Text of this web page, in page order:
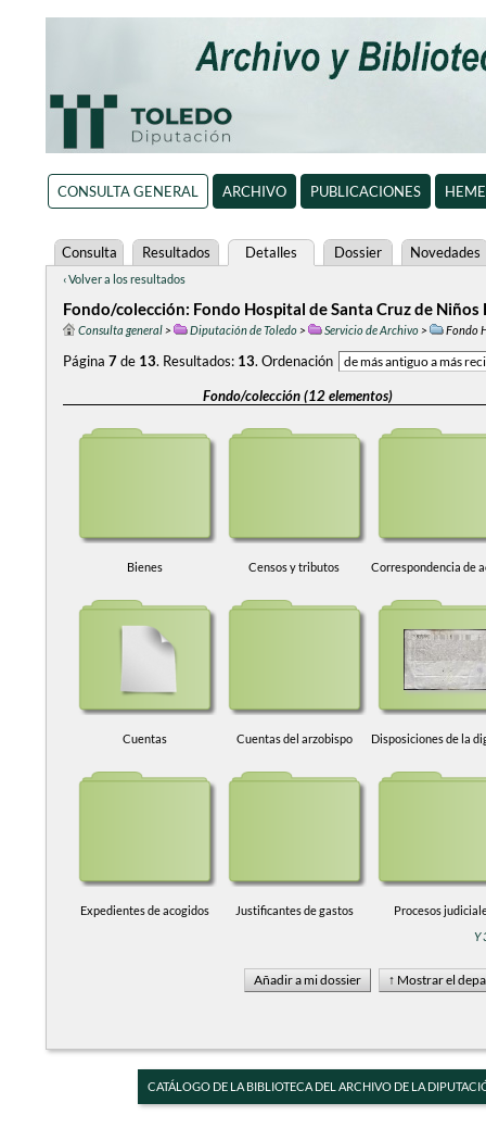
CONSULTA GENERAL ARCHIVO PUBLICACIONES
Consulta Resultados Detalles Dossier Novedades
‹ Volver a los resultados
Fondo/colección: Fondo Hospital de Santa Cruz de Niños
Consulta general> Diputación de Toledo> Servicio de Archivo> Fondo
Página 7de 13. Resultados: 13. Ordenación
Fondo/colección (12 elementos)
Bienes Censos y tributos
Cuentas Cuentas del arzobispo
Expedientes de acogidos Justificantes de gastos
Procesos
Y
CATÁLOGO DE LA BIBLIOTECA DEL ARCHIVO DE LA